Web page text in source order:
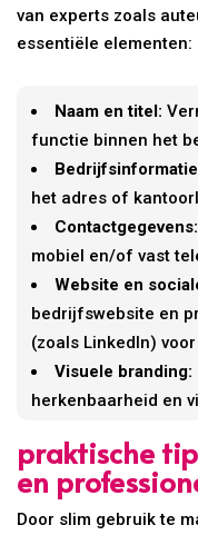
van experts zoals
essentiële elementen:
Naam en titel:
functie binnen het
het adres of
Contactgegevens:
mobiel en/of vast
Website en
bedrijfswebsite en
(zoals LinkedIn)
Visuele branding:
herkenbaarheid en
praktische
en
Door slim gebruik te